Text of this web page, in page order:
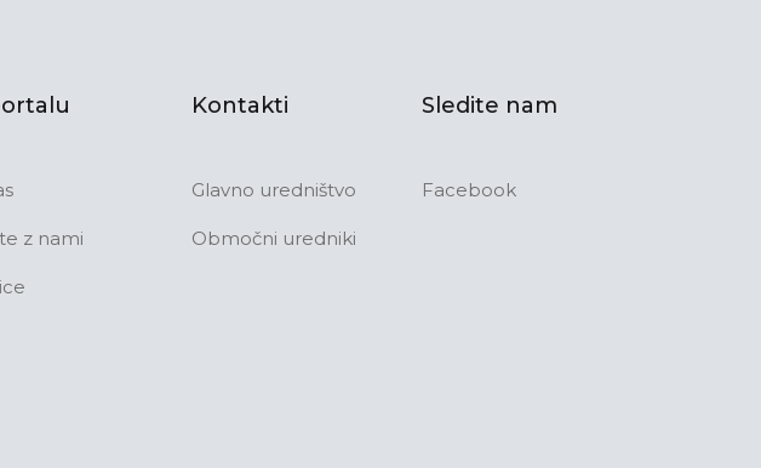
z nami
Kontakti
Glavno uredništvo
Območni uredniki
Sledite nam
Facebook